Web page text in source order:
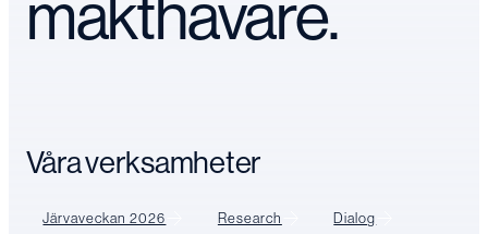
makthavare.
Våra verksamheter
Järvaveckan 2026 Research Dialog